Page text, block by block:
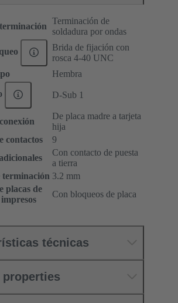
Terminación de
soldadura por ondas
Brida de fijación con
rosca 4-40 UNC
Hembra
D-Sub 1
De placa madre a tarjeta
hija
contactos
9
Con contacto de puesta
a tierra
3.2 mm
placas de
Con bloqueos de placa
técnicas
properties